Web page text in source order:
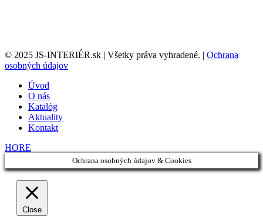
© 2025 JS-INTERIÉR.sk | Všetky práva vyhradené. | Ochrana
osobných údajov
Úvod
O nás
Katalóg
Aktuality
Kontakt
HORE
Ochrana osobných údajov & Cookies
Close